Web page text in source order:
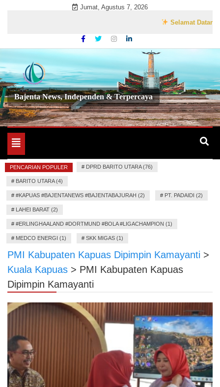
Jumat, Agustus 7, 2026
Selamat Datang di
Bajenta News, Independen & Terpercaya
Toggle
navigation
PENCARIAN POPULER # DPRD BARITO UTARA (76)
# BARITO UTARA (4)
# #KAPUAS #BAJENTANEWS #BAJENTABAJURAH (2) # PT. PADAIDI (2)
# LAHEI BARAT (2)
# #ERLINGHAALAND #DORTMUND #BOLA #LIGACHAMPION (1)
# MEDCO ENERGI (1) # SKK MIGAS (1)
PMI Kabupaten Kapuas Dipimpin Kamayanti >
Kuala Kapuas > PMI Kabupaten Kapuas
Dipimpin Kamayanti